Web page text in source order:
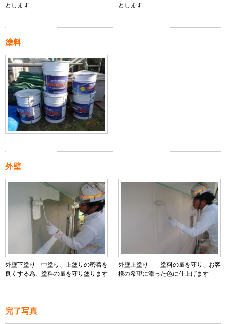
とします とします
塗料
外壁
外壁下塗り 中塗り、上塗りの密着を
良くする為、塗料の量を守り塗ります
外壁上塗り 塗料の量を守り、お客
様の希望に添った色に仕上げます
完了写真